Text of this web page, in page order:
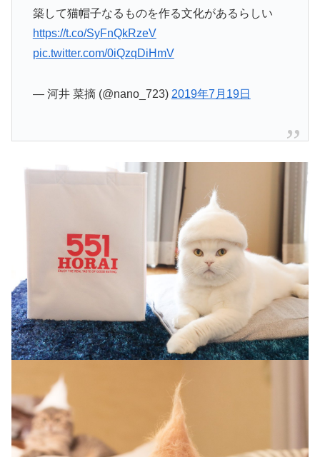
築して猫帽子なるものを作る文化があるらしい
https://t.co/SyFnQkRzeV
pic.twitter.com/0iQzqDiHmV
— 河井 菜摘 (@nano_723) 2019年7月19日